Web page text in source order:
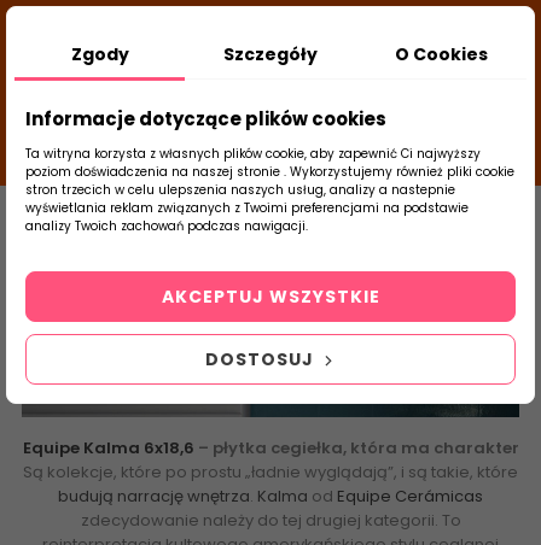
TUBADZIN- DODAJ PRODUKT DO KOSZYKA, UŻYJ
Strona Główna Płytki Łazienkowe
Kalma
Equipe Kalma 6x18,6 – płytka cegiełka, która ma charakter
Są kolekcje, które po prostu „ładnie wyglądają”, i są takie, które
budują narrację wnętrza. Kalma od Equipe Cerámicas
zdecydowanie należy do tej drugiej kategorii. To
Zgody Szczegóły O Cookies
Informacje dotyczące plików cookies
Ta witryna korzysta z własnych plików cookie, aby zapewnić Ci najwyższy
poziom doświadczenia na naszej stronie . Wykorzystujemy również pliki cookie
stron trzecich w celu ulepszenia naszych usług, analizy a nastepnie
wyświetlania reklam związanych z Twoimi preferencjami na podstawie
analizy Twoich zachowań podczas nawigacji.
DOSTOSUJ
AKCEPTUJ WSZYSTKIE